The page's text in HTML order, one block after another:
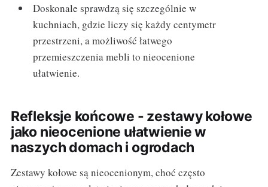
Doskonale sprawdzą się szczególnie w
kuchniach, gdzie liczy się każdy centymetr
przestrzeni, a możliwość łatwego
przemieszczenia mebli to nieocenione
ułatwienie.
Refleksje końcowe - zestawy kołowe
jako nieocenione ułatwienie w
naszych domach i ogrodach
Zestawy kołowe są nieocenionym, choć często